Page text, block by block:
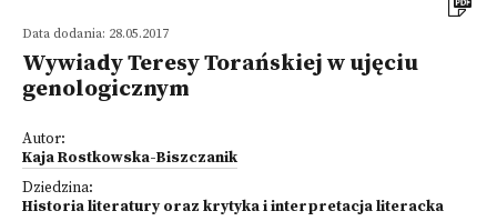
Data dodania: 28.05.2017
Wywiady Teresy Torańskiej w ujęciu
genologicznym
Autor:
Kaja Rostkowska-Biszczanik
Dziedzina:
Historia literatury oraz krytyka i interpretacja literacka